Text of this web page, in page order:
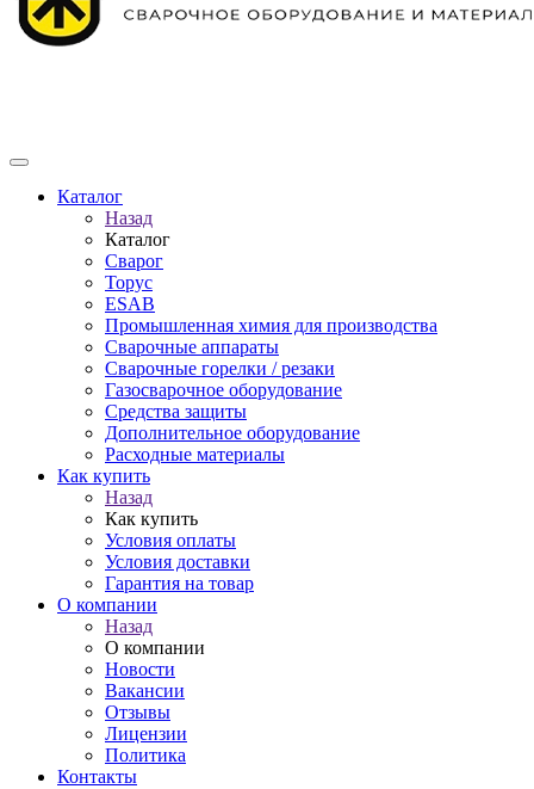
Каталог
Назад
Каталог
Сварог
Торус
ESAB
Промышленная химия для производства
Сварочные аппараты
Сварочные горелки / резаки
Газосварочное оборудование
Средства защиты
Дополнительное оборудование
Расходные материалы
Как купить
Назад
Как купить
Условия оплаты
Условия доставки
Гарантия на товар
О компании
Назад
О компании
Новости
Вакансии
Отзывы
Лицензии
Политика
Контакты